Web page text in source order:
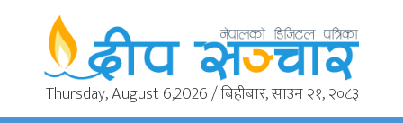
Thursday, August 6,2026 / बिहीबार, साउन २१, २०८३